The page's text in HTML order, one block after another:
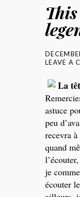
LEAVE A
La
astuce
peu
recevra
quand
je
écouter